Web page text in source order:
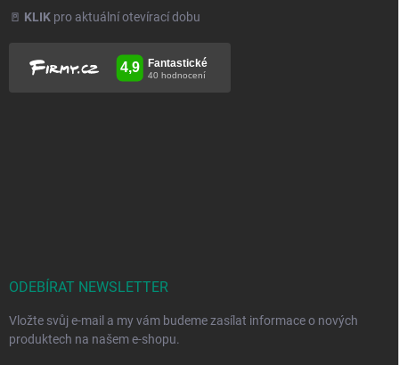
🚪 KLIK pro aktuální otevírací dobu
ODEBÍRAT NEWSLETTER
Vložte svůj e-mail a my vám budeme zasílat informace o nových
produktech na našem e-shopu.